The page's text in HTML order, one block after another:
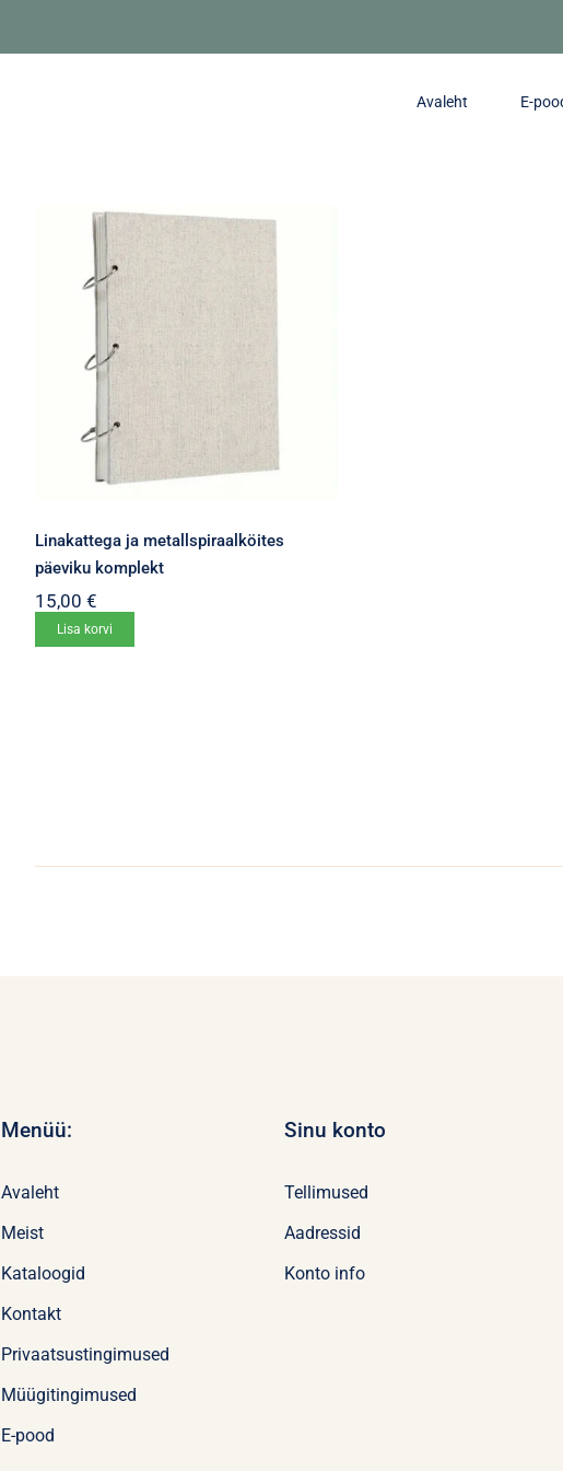
Avaleht E-
Linakattega ja metallspiraalköites
päeviku komplekt
15,00 €
Lisa korvi
Menüü:
Avaleht
Meist
Kataloogid
Kontakt
Privaatsustingimused
Müügitingimused
E-pood
Sinu konto
Tellimused
Aadressid
Konto info